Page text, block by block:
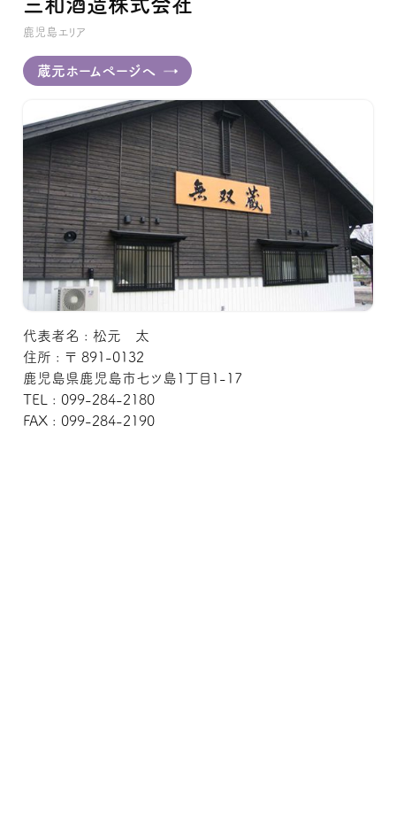
三和酒造株式会社
鹿児島エリア
蔵元ホームページへ
代表者名 : 松元 太
住所 : 〒 891-0132
鹿児島県鹿児島市七ツ島1丁目1-17
TEL : 099-284-2180
FAX : 099-284-2190